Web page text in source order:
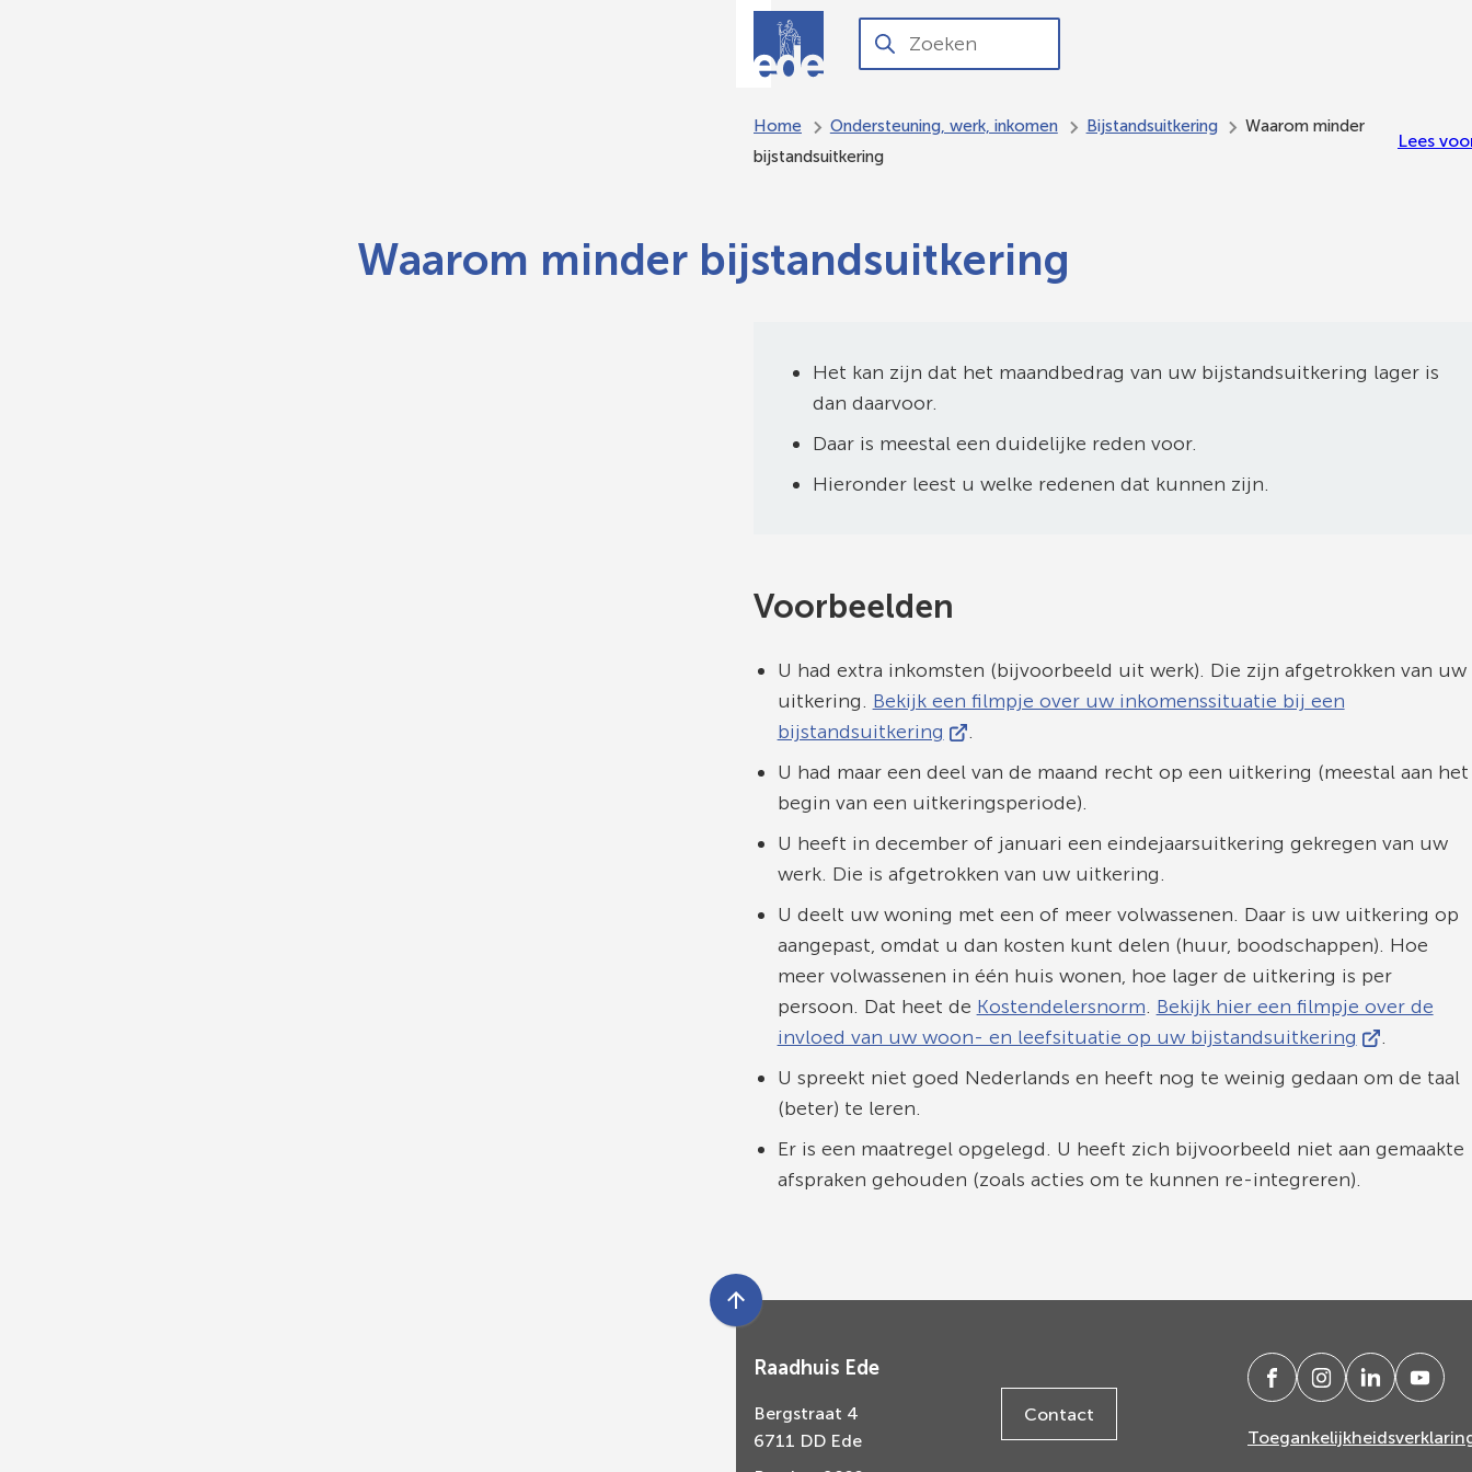
Aanvragen
en regelen
Ondersteuning,
inkomen
Zoeken
Wanneer
beschikbaar
zijn
hierdoor
navigeren
omhoog
en
te
gebruiken.
toets
een
waarde
te
selecteren.
Home Ondersteuning, werk, inkomen Bijstandsuitkering
Waarom minder
bijstandsuitkering
Lees
Waarom minder bijstandsuitkering
Het kan zijn dat het maandbedrag van uw bijstandsuitkering lager is
dan daarvoor.
Daar is meestal een duidelijke reden voor.
Hieronder leest u welke redenen dat kunnen zijn.
Voorbeelden
U had extra inkomsten (bijvoorbeeld uit werk). Die zijn afgetrokken van uw
uitkering. Bekijk een filmpje over uw inkomenssituatie bij een
bijstandsuitkering (Verwijst
naar
een
website)
.
U had maar een deel van de maand recht op een uitkering (meestal aan het
begin van een uitkeringsperiode).
U heeft in december of januari een eindejaarsuitkering gekregen van uw
werk. Die is afgetrokken van uw uitkering.
U deelt uw woning met een of meer volwassenen. Daar is uw uitkering op
aangepast, omdat u dan kosten kunt delen (huur, boodschappen). Hoe
meer volwassenen in één huis wonen, hoe lager de uitkering is per
persoon. Dat heet de Kostendelersnorm. Bekijk hier een filmpje over de
invloed van uw woon- en leefsituatie op uw bijstandsuitkering (Verwijst
website)
.
U spreekt niet goed Nederlands en heeft nog te weinig gedaan om de taal
(beter) te leren.
Er is een maatregel opgelegd. U heeft zich bijvoorbeeld niet aan gemaakte
afspraken gehouden (zoals acties om te kunnen re-integreren).
Scroll
boven
het
begin
Raadhuis Ede
Bergstraat 4
6711 DD Ede
Contact
/gemeenteede
(Verwijst
een
gemeenteede
(Verwijst
een
gemeente-
(Verwijst
een een